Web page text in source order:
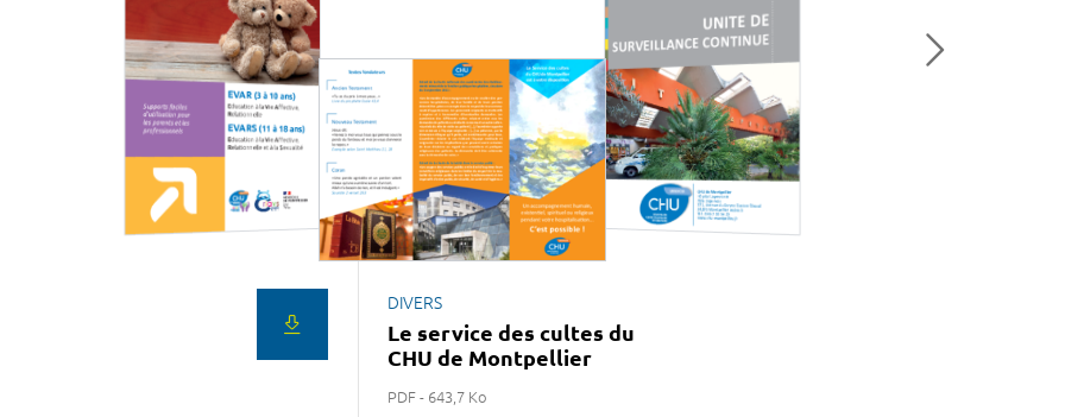
DIVERS
Le service des cultes du
CHU de Montpellier
PDF - 643,7 Ko